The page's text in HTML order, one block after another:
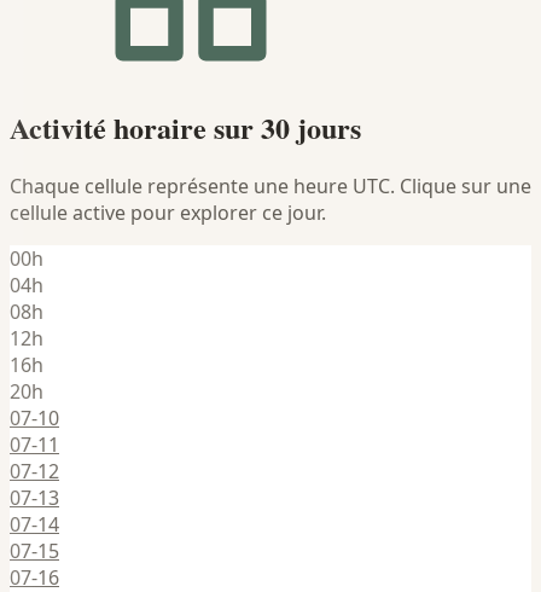
Activité horaire sur 30 jours
Chaque cellule représente une heure UTC. Clique sur une
cellule active pour explorer ce jour.
00h
04h
08h
12h
16h
20h
07-10
07-11
07-12
07-13
07-14
07-15
07-16